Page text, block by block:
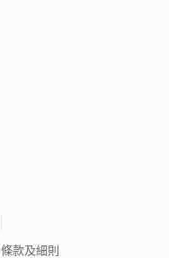
條款及細則